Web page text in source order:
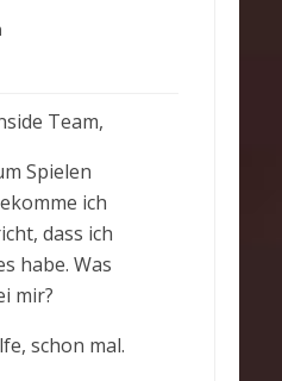
Team,
Spielen
ich
dass ich
habe. Was
mir?
schon mal.